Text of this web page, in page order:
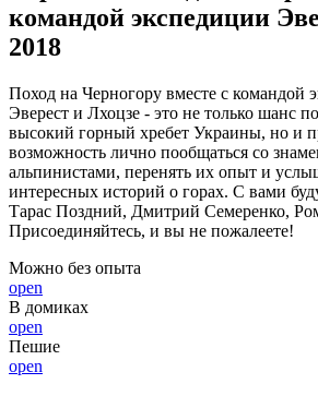
командой экспедиции
2018
Поход на Черногору вместе с командой
Эверест и Лхоцзе - это не только шанс
высокий горный хребет Украины, но и
возможность лично пообщаться со
альпинистами, перенять их опыт и
интересных историй о горах. С вами
Тарас Поздний, Дмитрий Семеренко,
Присоединяйтесь, и вы не пожалеете!
Можно без опыта
open
В домиках
open
Пешие
open